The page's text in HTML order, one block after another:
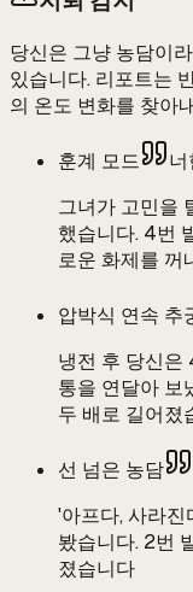
당신은 그냥 농담이
있습니다. 리포트는
의 온도 변화를 찾아
훈계 모드
그녀가 고민을
했습니다. 4번
로운 화제를 꺼
압박식 연속 추
냉전 후 당신
통을 연달아 보
두 배로 길어졌
선 넘은 농담
'아프다, 사라진
봤습니다. 2번
졌습니다